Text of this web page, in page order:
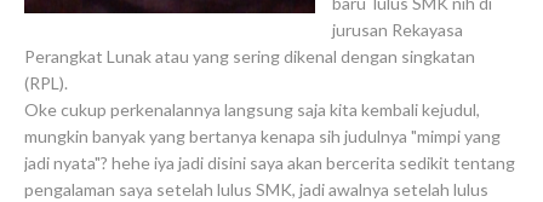
jurusan Rekayasa
Perangkat Lunak atau yang sering dikenal dengan singkatan
(RPL).
Oke cukup perkenalannya langsung saja kita kembali kejudul,
mungkin banyak yang bertanya kenapa sih judulnya "mimpi yang
jadi nyata"? hehe iya jadi disini saya akan bercerita sedikit tentang
pengalaman saya setelah lulus SMK, jadi awalnya setelah lulus